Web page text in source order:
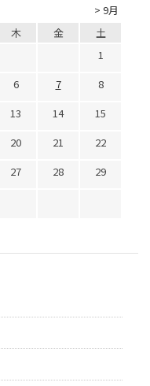
> 9月
木 金
土
1
6 7
8
13 14
15
20 21
22
27 28
29